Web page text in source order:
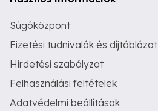
Súgóközpont
Fizetési tudnivalók és díjtáblázat
Hirdetési szabályzat
Felhasználási feltételek
Adatvédelmi beállítások